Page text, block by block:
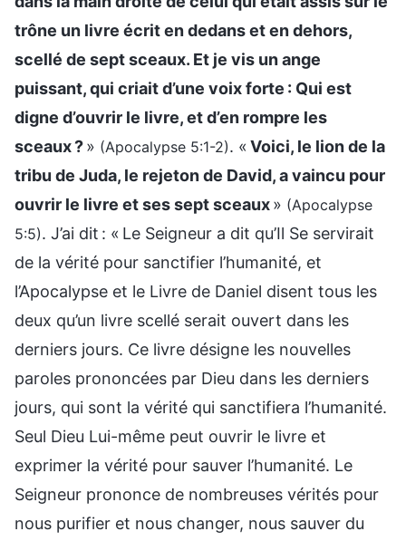
trône un livre écrit en dedans et en dehors,
scellé de sept sceaux. Et je vis un ange
puissant, qui criait d’une voix forte : Qui est
digne d’ouvrir le livre, et d’en rompre les
sceaux ?» (Apocalypse 5:1-2). «Voici, le lion de la
tribu de Juda, le rejeton de David, a vaincu pour
ouvrir le livre et ses sept sceaux» (Apocalypse
5:5). J’ai dit : « Le Seigneur a dit qu’Il Se servirait
de la vérité pour sanctifier l’humanité, et
l’Apocalypse et le Livre de Daniel disent tous les
deux qu’un livre scellé serait ouvert dans les
derniers jours. Ce livre désigne les nouvelles
paroles prononcées par Dieu dans les derniers
jours, qui sont la vérité qui sanctifiera l’humanité.
Seul Dieu Lui-même peut ouvrir le livre et
exprimer la vérité pour sauver l’humanité. Le
Seigneur prononce de nombreuses vérités pour
nous purifier et nous changer, nous sauver du